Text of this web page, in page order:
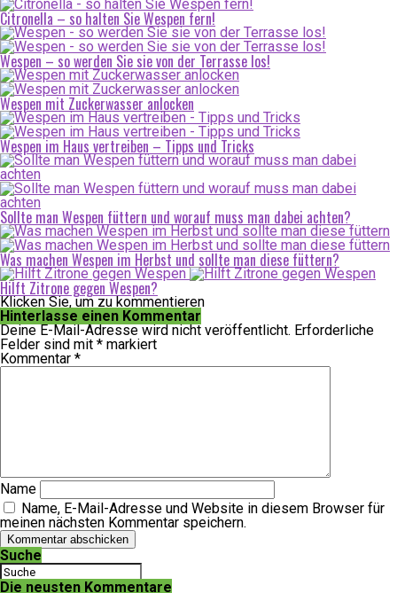
Citronella – so halten Sie Wespen fern!
Wespen – so werden Sie sie von der Terrasse los!
Wespen mit Zuckerwasser anlocken
Wespen im Haus vertreiben – Tipps und Tricks
Sollte man Wespen füttern und worauf muss man dabei achten?
Was machen Wespen im Herbst und sollte man diese füttern?
Hilft Zitrone gegen Wespen?
Klicken Sie, um zu kommentieren
Hinterlasse einen Kommentar
Deine E-Mail-Adresse wird nicht veröffentlicht. Erforderliche
Felder sind mit * markiert
Kommentar *
Name
Name, E-Mail-Adresse und Website in diesem Browser für
meinen nächsten Kommentar speichern.
Suche
Die neusten Kommentare